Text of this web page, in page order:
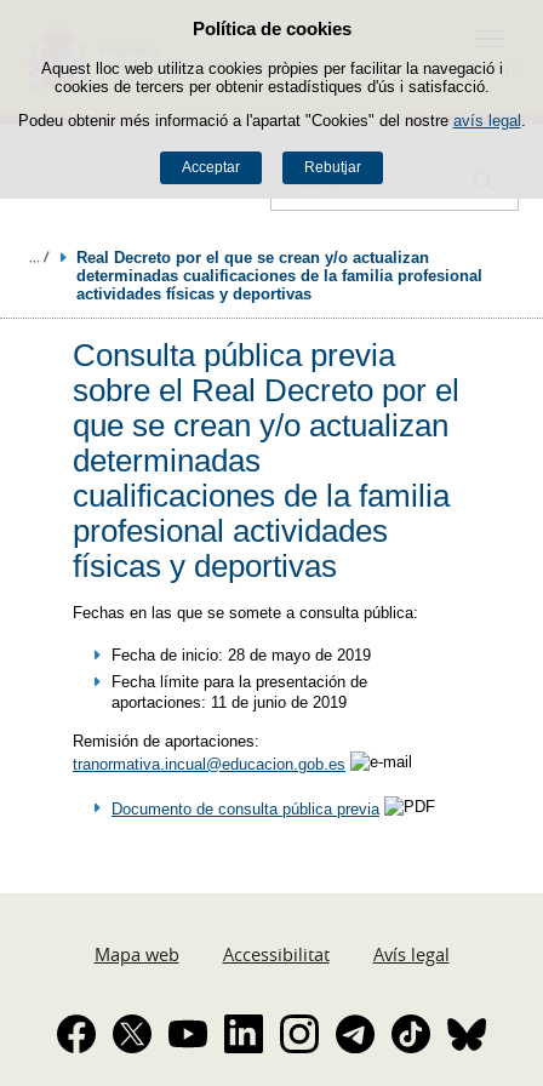
Política de cookies
Aquest lloc web utilitza cookies pròpies per facilitar la navegació i
cookies de tercers per obtenir estadístiques d'ús i satisfacció.
Podeu obtenir més informació a l'apartat "Cookies" del nostre avís legal
Acceptar Rebutjar
Passar al contingut
Cercador
Menú
Real Decreto por el que se crean y/o actualizan
determinadas cualificaciones de la familia profesional
actividades físicas y deportivas
Consulta pública previa
sobre el Real Decreto por el
que se crean y/o actualizan
determinadas
cualificaciones de la familia
profesional actividades
físicas y deportivas
Fechas en las que se somete a consulta pública:
Fecha de inicio: 28 de mayo de 2019
Fecha límite para la presentación de
aportaciones: 11 de junio de 2019
Remisión de aportaciones:
tranormativa.incual@educacion.gob.es
Documento de consulta pública previa
Mapa web Accessibilitat Avís legal